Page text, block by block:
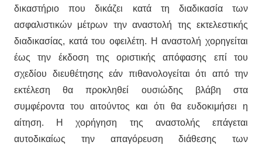
δικαστήριο που δικάζει κατά τη διαδικασία των
ασφαλιστικών μέτρων την αναστολή της εκτελεστικής
διαδικασίας, κατά του οφειλέτη. Η αναστολή χορηγείται
έως την έκδοση της οριστικής απόφασης επί του
σχεδίου διευθέτησης εάν πιθανολογείται ότι από την
εκτέλεση θα προκληθεί ουσιώδης βλάβη στα
συμφέροντα του αιτούντος και ότι θα ευδοκιμήσει η
αίτηση. Η χορήγηση της αναστολής επάγεται
αυτοδικαίως την απαγόρευση διάθεσης των